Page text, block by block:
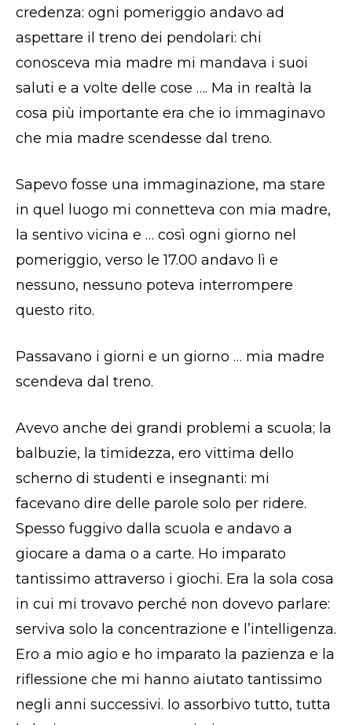
credenza: ogni pomeriggio andavo ad
aspettare il treno dei pendolari: chi
conosceva mia madre mi mandava i suoi
saluti e a volte delle cose …. Ma in realtà la
cosa più importante era che io immaginavo
che mia madre scendesse dal treno.
Sapevo fosse una immaginazione, ma stare
in quel luogo mi connetteva con mia madre,
la sentivo vicina e … così ogni giorno nel
pomeriggio, verso le 17.00 andavo lì e
nessuno, nessuno poteva interrompere
questo rito.
Passavano i giorni e un giorno … mia madre
scendeva dal treno.
Avevo anche dei grandi problemi a scuola; la
balbuzie, la timidezza, ero vittima dello
scherno di studenti e insegnanti: mi
facevano dire delle parole solo per ridere.
Spesso fuggivo dalla scuola e andavo a
giocare a dama o a carte. Ho imparato
tantissimo attraverso i giochi. Era la sola cosa
in cui mi trovavo perché non dovevo parlare:
serviva solo la concentrazione e l’intelligenza.
Ero a mio agio e ho imparato la pazienza e la
riflessione che mi hanno aiutato tantissimo
negli anni successivi. Io assorbivo tutto, tutta